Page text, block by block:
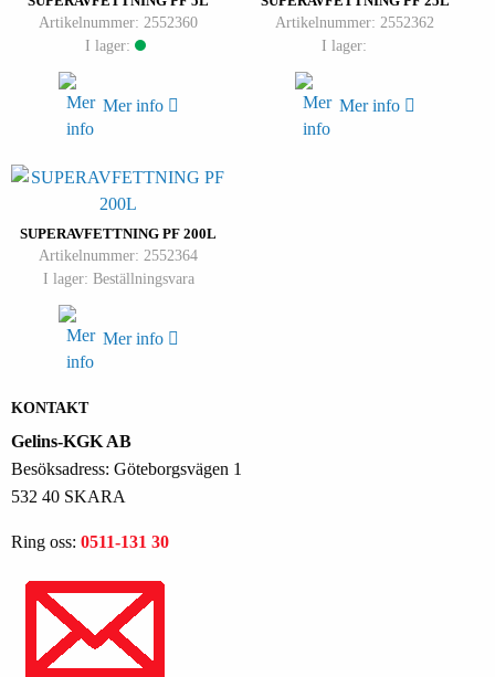
Artikelnummer: 2552360
I lager:
Mer info
Artikelnummer: 2552362
I lager:
Mer info
SUPERAVFETTNING PF 200L
Artikelnummer: 2552364
I lager: Beställningsvara
Mer info
KONTAKT
Gelins-KGK AB
Besöksadress: Göteborgsvägen 1
532 40 SKARA
Ring oss: 0511-131 30